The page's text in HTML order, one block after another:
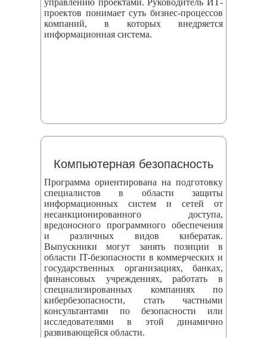
управлению проектами. Руководитель ИТ-
проектов понимает суть бизнес-процессов
компаний, в которых внедряется
информационная система.
Компьютерная безопасность
Программа ориентирована на подготовку
специалистов в области защиты
информационных систем и сетей от
несанкционированного доступа,
вредоносного программного обеспечения
и различных видов кибератак.
Выпускники могут занять позиции в
области IT-безопасности в коммерческих и
государственных организациях, банках,
финансовых учреждениях, работать в
специализированных компаниях по
кибербезопасности, стать частными
консультантами по безопасности или
исследователями в этой динамично
развивающейся области.